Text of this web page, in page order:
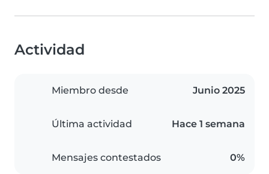
Actividad
Miembro desde Junio 2025
Última actividad Hace 1 semana
Mensajes contestados 0%